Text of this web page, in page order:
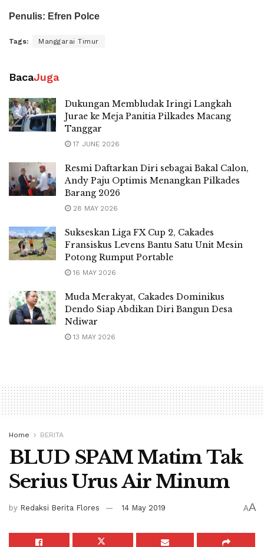
Penulis: Efren Polce
Tags: Manggarai Timur
BacaJuga
Dukungan Membludak Iringi Langkah
Jurae ke Meja Panitia Pilkades Macang
Tanggar
17 JUNE 2026
Resmi Daftarkan Diri sebagai Bakal Calon,
Andy Paju Optimis Menangkan Pilkades
Barang 2026
28 MAY 2026
Sukseskan Liga FX Cup 2, Cakades
Fransiskus Levens Bantu Satu Unit Mesin
Potong Rumput Portable
16 MAY 2026
Muda Merakyat, Cakades Dominikus
Dendo Siap Abdikan Diri Bangun Desa
Ndiwar
13 MAY 2026
Home BERITA
BLUD SPAM Matim Tak
Serius Urus Air Minum
by Redaksi Berita Flores 14 May 2019 AA